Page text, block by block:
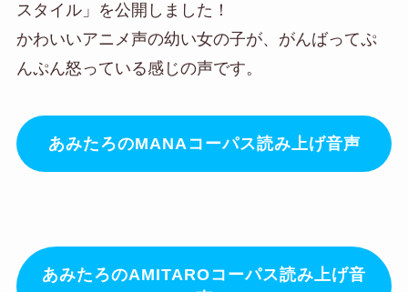
スタイル」を公開しました！
かわいいアニメ声の幼い女の子が、がんばってぷ
んぷん怒っている感じの声です。
あみたろのMANAコーパス読み上げ音声
あみたろのAMITAROコーパス読み上げ音